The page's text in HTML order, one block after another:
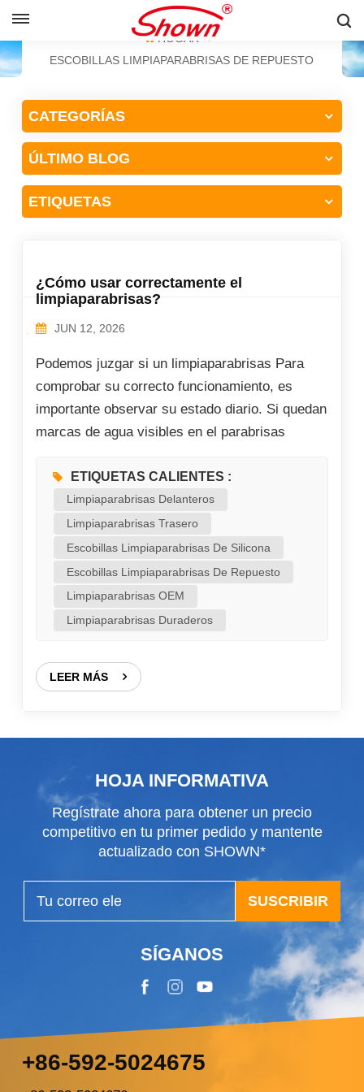
HOGAR
ESCOBILLAS LIMPIAPARABRISAS DE REPUESTO
CATEGORÍAS
ÚLTIMO BLOG
ETIQUETAS
¿Cómo usar correctamente el
limpiaparabrisas?
JUN 12, 2026
Podemos juzgar si un limpiaparabrisas Para
comprobar su correcto funcionamiento, es
importante observar su estado diario. Si quedan
marcas de agua visibles en el parabrisas
limpiaparabrisas emite ruidos extraños o si la
goma elástica se mueve de forma irregular
durante su funcionamiento, esto indica que el
limpiaparabrisas no funciona correctamente.
Ante estas fallas comunes, no se apresure a
reemplazar todo el conjunto del
limpiaparabrisas. Es más recomendable revisar
superficie del cristal, para luego realizar un
diagnóstico y aplicar la solución adecuada. En
ambientales influyen decisi...
ETIQUETAS CALIENTES :
Limpiaparabrisas Delanteros
Limpiaparabrisas Trasero
Escobillas Limpiaparabrisas De Silicona
Escobillas Limpiaparabrisas De Repuesto
Limpiaparabrisas OEM
Limpiaparabrisas Duraderos
LEER MÁS
HOJA INFORMATIVA
Regístrate ahora para obtener un precio
competitivo en tu primer pedido y mantente
actualizado con SHOWN*
SUSCRIBIR
SÍGANOS
+86-592-5024675